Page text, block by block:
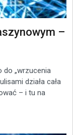
–
do „wrzucenia
działa cała
– i tu na